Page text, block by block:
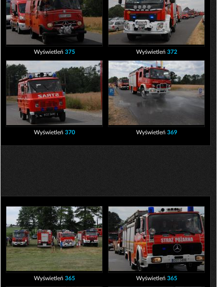
Wyświetleń 375 Wyświetleń 372
Wyświetleń 370 Wyświetleń 369
Wyświetleń 365 Wyświetleń 365